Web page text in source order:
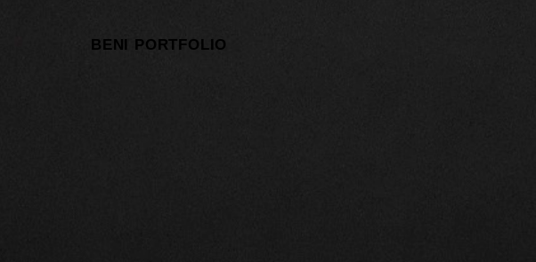
BENI PORTFOLIO